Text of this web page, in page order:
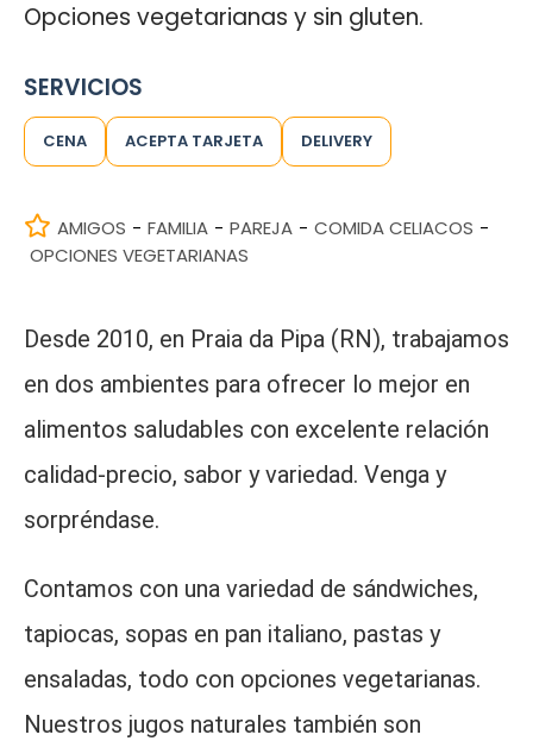
Opciones vegetarianas y sin gluten.
SERVICIOS
CENA ACEPTA TARJETA DELIVERY
AMIGOS - FAMILIA - PAREJA - COMIDA CELIACOS -
OPCIONES VEGETARIANAS
Desde 2010, en Praia da Pipa (RN), trabajamos
en dos ambientes para ofrecer lo mejor en
alimentos saludables con excelente relación
calidad-precio, sabor y variedad. Venga y
sorpréndase.
Contamos con una variedad de sándwiches,
tapiocas, sopas en pan italiano, pastas y
ensaladas, todo con opciones vegetarianas.
Nuestros jugos naturales también son